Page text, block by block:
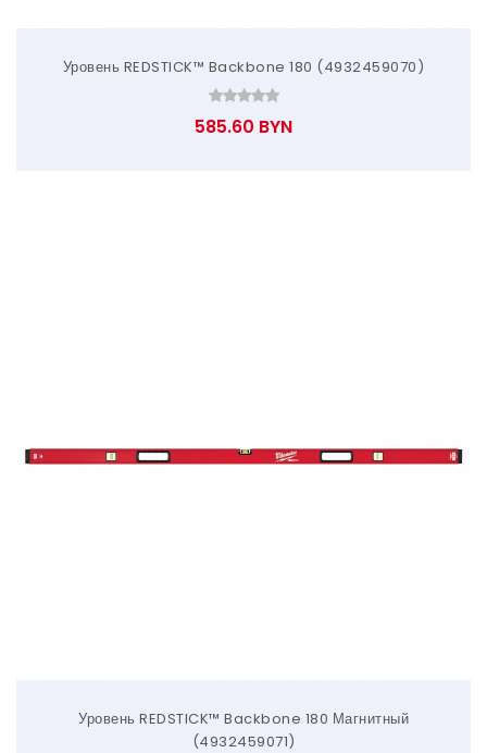
Уровень REDSTICK™ Backbone 180 (4932459070)
585.60 BYN
Уровень REDSTICK™ Backbone 180 Магнитный
(4932459071)